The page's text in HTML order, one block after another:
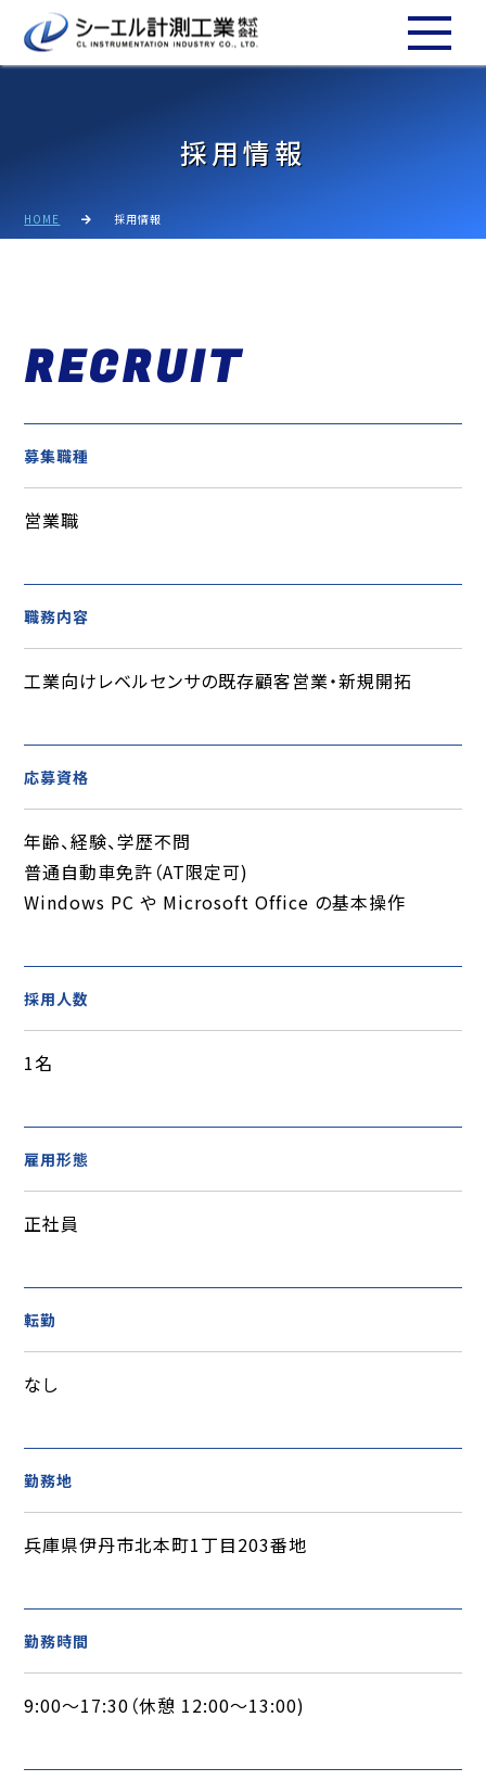
採用情報
HOME 採用情報
RECRUIT
募集職種
営業職
職務内容
工業向けレベルセンサの既存顧客営業・新規開拓
応募資格
年齢、経験、学歴不問
普通自動車免許（AT限定可)
Windows PC や Microsoft Office の基本操作
採用人数
1名
雇用形態
正社員
転勤
なし
勤務地
兵庫県伊丹市北本町1丁目203番地
勤務時間
9:00～17:30（休憩 12:00～13:00)